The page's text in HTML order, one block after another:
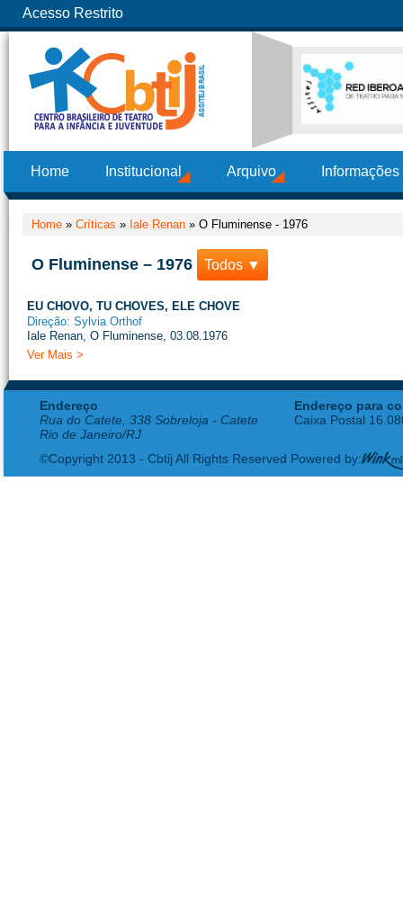
Acesso Restrito
Home Institucional Arquivo
Home » Críticas » Iale Renan » O Fluminense - 1976
O Fluminense – 1976 Todos ▼
EU CHOVO, TU CHOVES, ELE CHOVE
Direção: Sylvia Orthof
Iale Renan, O Fluminense, 03.08.1976
Ver Mais >
Endereço
Rua do Catete, 338 Sobreloja - Catete
Rio de Janeiro/RJ
Endereço para
Caixa Postal
©Copyright 2013 - Cbtij All Rights Reserved Powered by: